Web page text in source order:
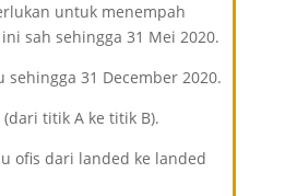
untuk menempah
sah sehingga 31 Mei 2020.
sehingga 31 December 2020.
titik A ke titik B).
ofis dari landed ke landed